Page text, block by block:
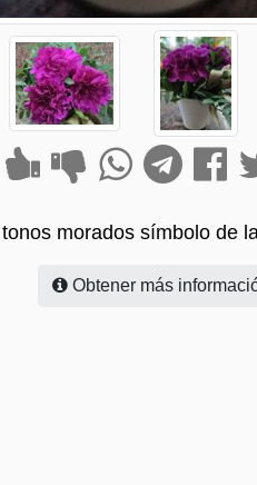
morados símbolo de
Obtener más